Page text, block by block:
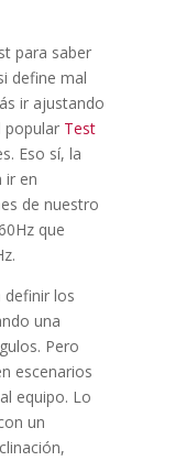
para saber
define mal
ir ajustando
popular Test
Eso sí, la
ir en
de nuestro
que
los
una
Pero
escenarios
equipo. Lo
un